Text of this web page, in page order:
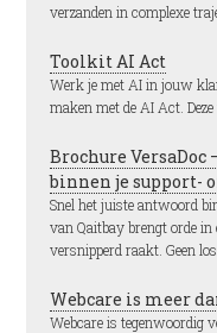
verzanden in complexe
Toolkit AI Act
Werk je met AI in jouw
maken met de AI Act.
Brochure
binnen je support-
Snel het juiste antwoord
van Qaitbay brengt orde
versnipperd raakt. Geen
Webcare is meer
Webcare is tegenwoordig